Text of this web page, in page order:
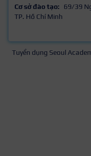
Cơ sở đào tạo:
69/39
TP. Hồ Chí Minh
Tuyển dụng Seoul